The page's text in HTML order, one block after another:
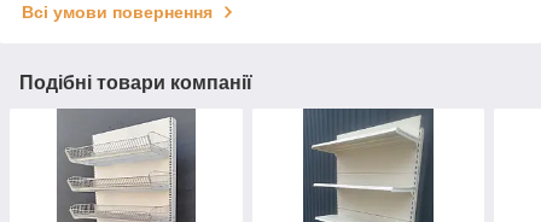
Всі умови повернення
Подібні товари компанії